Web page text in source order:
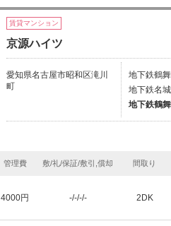
賃貸マンション
京源ハイツ
愛知県名古屋市昭和区滝川
町
地下鉄鶴
地下鉄名
地下鉄鶴
管理費 敷/礼/保証/敷引,償却 間取り
4000円 -/-/-/- 2DK